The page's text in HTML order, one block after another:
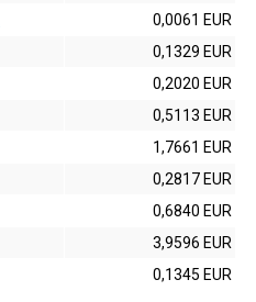
0,0061 EUR
0,1329 EUR
0,2020 EUR
0,5113 EUR
1,7661 EUR
0,2817 EUR
0,6840 EUR
3,9596 EUR
0,1345 EUR